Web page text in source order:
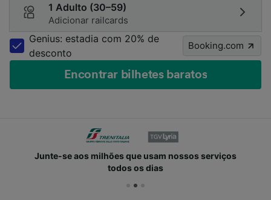
1 Adulto (30–59)
Adicionar railcards
Genius: estadia com 20% de
desconto
Booking.com
Encontrar bilhetes baratos
Junte-se aos milhões que usam nossos serviços
todos os dias